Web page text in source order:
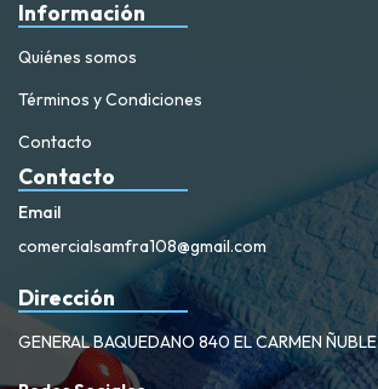
Información
Quiénes somos
Términos y Condiciones
Contacto
Contacto
Email
comercialsamfra108@gmail.com
Dirección
GENERAL BAQUEDANO 840 EL CARMEN ÑUBLE